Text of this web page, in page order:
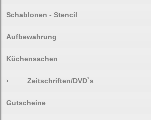
Schablonen - Stencil
Aufbewahrung
Küchensachen
› Zeitschriften/DVD`s
Gutscheine